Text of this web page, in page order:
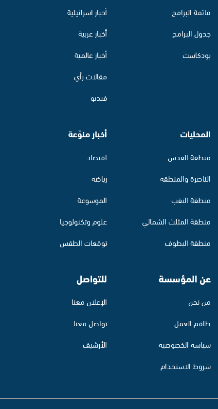
قائمة البرامج
جدول البرامج
بودكاست
أخبار اسرائيلية
أخبار عربية
أخبار عالمية
مقالات رأي
فيديو
المحليات
منطقة القدس
الناصرة والمنطقة
منطقة النقب
منطقة المثلث الشمالي
منطقة البطوف
أخبار منوّعة
اقتصاد
رياضة
الموسوعة
علوم وتكنولوجيا
توقعات الطقس
عن المؤسسة
من نحن
طاقم العمل
سياسة الخصوصية
شروط الاستخدام
للتواصل
الإعلان معنا
تواصل معنا
الأرشيف